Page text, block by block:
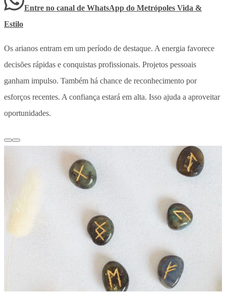
Entre no canal de WhatsApp do Metrópoles Vida &
Estilo
Os arianos entram em um período de destaque. A energia favorece
decisões rápidas e conquistas profissionais. Projetos pessoais
ganham impulso. Também há chance de reconhecimento por
esforços recentes. A confiança estará em alta. Isso ajuda a aproveitar
oportunidades.